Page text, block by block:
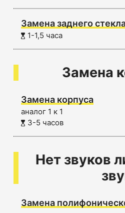
Замена заднего
1-1,5 часа
Замена
Замена корпуса
аналог 1 к 1
3-5 часов
Нет звуков
Замена